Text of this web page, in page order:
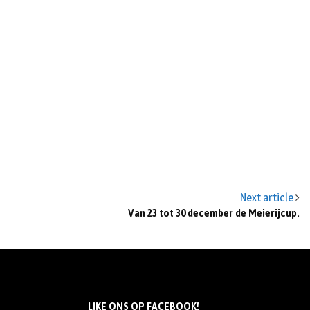
Next article
Van 23 tot 30 december de Meierijcup.